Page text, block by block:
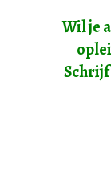
Wil je